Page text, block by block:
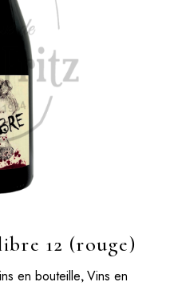
12 (rouge)
en bouteille, Vins en